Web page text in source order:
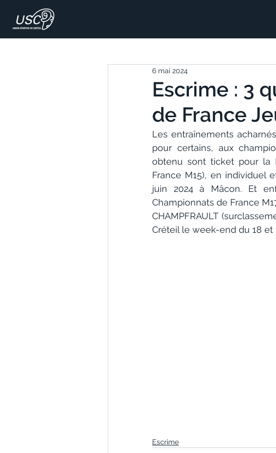
Escrime : 3
de France
6 mai 2024
Les entraînements
pour certains, aux
obtenu sont ticket pour la
France M15), en individuel
juin 2024 à Mâcon. Et
Championnats de France
CHAMPFRAULT
Créteil le week-end du 18 et
Escrime